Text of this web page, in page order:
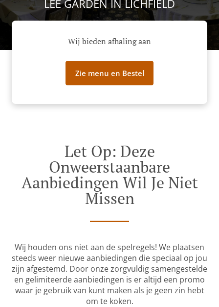
LEE GARDEN IN LICHFIELD
Wij bieden afhaling aan
Zie menu en Bestel
Let Op: Deze
Onweerstaanbare
Aanbiedingen Wil Je Niet
Missen
Wij houden ons niet aan de spelregels! We plaatsen
steeds weer nieuwe aanbiedingen die speciaal op jou
zijn afgestemd. Door onze zorgvuldig samengestelde
en gelimiteerde aanbiedingen is er altijd een promo
waar je gebruik van kunt maken als je geen zin hebt
om te koken.